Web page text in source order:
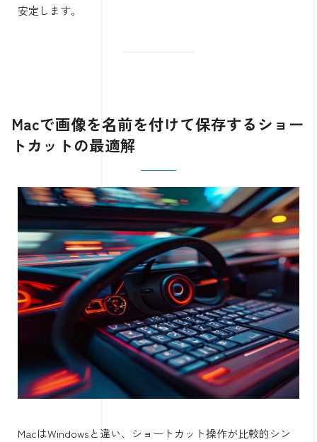
安定します。
Macで画像を名前を付けて保存するショー
トカットの最適解
MacはWindowsと違い、ショートカット操作が比較的シン